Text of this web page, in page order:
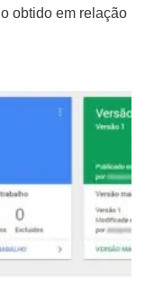
obtido em relação